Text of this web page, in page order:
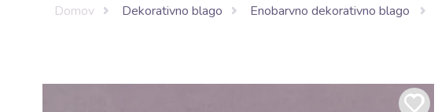
Domov Dekorativno blago Enobarvno dekorativno blago